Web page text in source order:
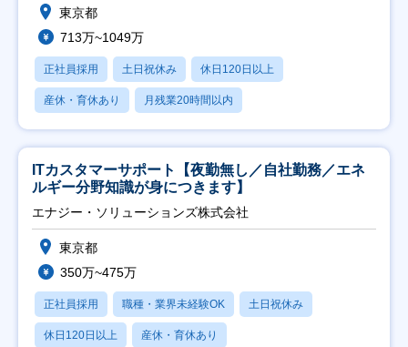
東京都
713万~1049万
正社員採用 土日祝休み 休日120日以上
産休・育休あり 月残業20時間以内
ITカスタマーサポート【夜勤無し／自社勤務／エネ
ルギー分野知識が身につきます】
エナジー・ソリューションズ株式会社
東京都
350万~475万
正社員採用 職種・業界未経験OK 土日祝休み
休日120日以上 産休・育休あり